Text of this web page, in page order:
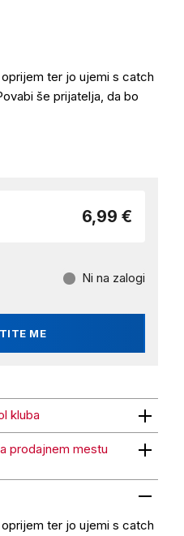
ter jo ujemi s catch
še prijatelja, da bo
6,99 €
ME
Ni na zalogi
kluba
prodajnem mestu
mestu
ter jo ujemi s catch